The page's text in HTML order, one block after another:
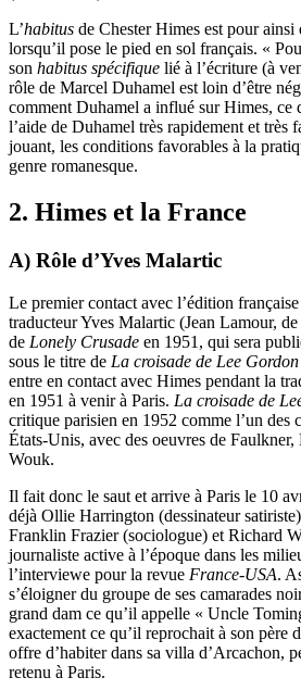
L’habitus de Chester Himes est pour
lorsqu’il pose le pied en sol français. «
son habitus spécifique lié à l’écriture (à
rôle de Marcel Duhamel est loin d’être
comment Duhamel a influé sur Himes, ce
l’aide de Duhamel très rapidement et très
jouant, les conditions favorables à la
genre romanesque.
2. Himes et la France
A) Rôle d’Yves Malartic
Le premier contact avec l’édition
traducteur Yves Malartic (Jean Lamour,
de Lonely Crusade en 1951, qui sera
sous le titre de La croisade de Lee Gordon
entre en contact avec Himes pendant la
en 1951 à venir à Paris. La croisade de
critique parisien en 1952 comme l’un des
États-Unis, avec des oeuvres de
Wouk.
Il fait donc le saut et arrive à Paris le 10
déjà Ollie Harrington (dessinateur
Franklin Frazier (sociologue) et Richard
journaliste active à l’époque dans les
l’interviewe pour la revue France-USA.
s’éloigner du groupe de ses camarades
grand dam ce qu’il appelle « Uncle
exactement ce qu’il reprochait à son père
offre d’habiter dans sa villa d’Arcachon,
retenu à Paris.